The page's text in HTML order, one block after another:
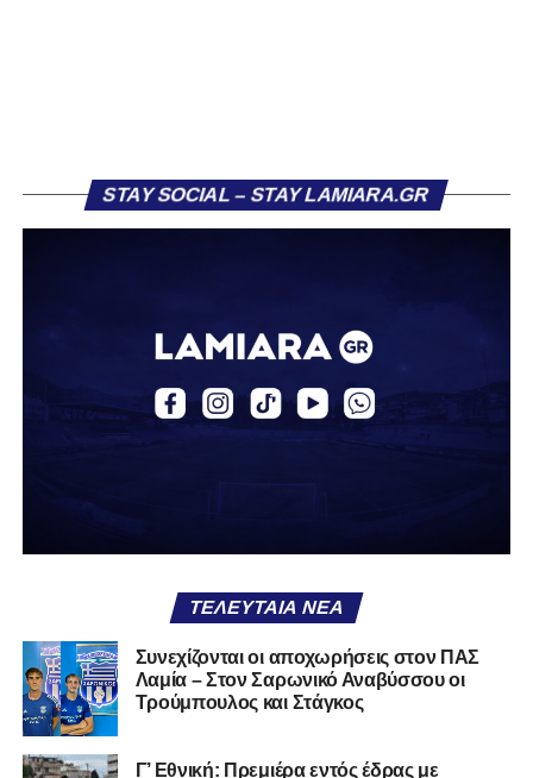
«Ο Α.Ο. Σαρωνικός Αναβύσσου ανακοινώνει την
περσινή σεζόν πραγματοποίησε γεμάτη χρονιά στη Γ’
Στο παρελθόν αγωνίστηκε στην ΑΕΚ Β’, με την οποία
κατέγραψε 10 συμμετοχές στη Super League 2, καθώς
επίσης σε Εθνικό και Ζάκυνθο. Ξεκίνησε την καριέρα του
στις 26 Σεπτεμβρίου 2021.
Καλωσορίζουμε τον Βασίλη στην οικογένεια του
Σαρωνικού και του ευχόμαστε υγεία και πολλές
επιτυχίες.»
STAY SOCIAL – STAY LAMIARA.GR
ΤΕΛΕΥΤΑΊΑ ΝΈΑ
Συνεχίζονται οι αποχωρήσεις στον ΠΑΣ
Λαμία – Στον Σαρωνικό Αναβύσσου οι
Τρούμπουλος και Στάγκος
Γ’ Εθνική: Πρεμιέρα εντός έδρας με